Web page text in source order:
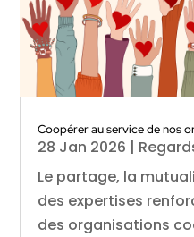
Coopérer au service de nos
28 Jan 2026 |
Le partage, la
des expertises
des organisations